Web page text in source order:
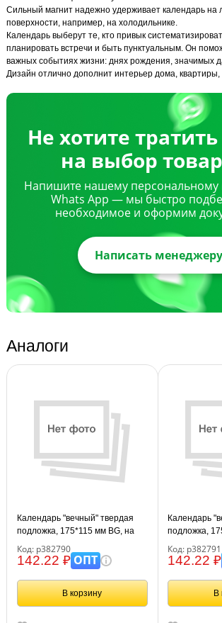
Сильный магнит надежно удерживает календарь на
поверхности, например, на холодильнике.
Календарь выберут те, кто привык
планировать встречи и быть пунктуальным. Он
важных событиях жизни: днях рождения, значимых
Дизайн отлично дополнит интерьер дома, квартиры,
Не хотите
на выбор
Напишите нашему персональному
Whats App — мы быстро
необходимое и оформим
Написать менеджеру
Аналоги
Календарь "вечный" твердая
подложка, 175*115 мм BG, на
Код: р382790
142.22 ₽ОПТ
В корзину
Календарь
подложка,
Код: р382791
142.22 ₽
В